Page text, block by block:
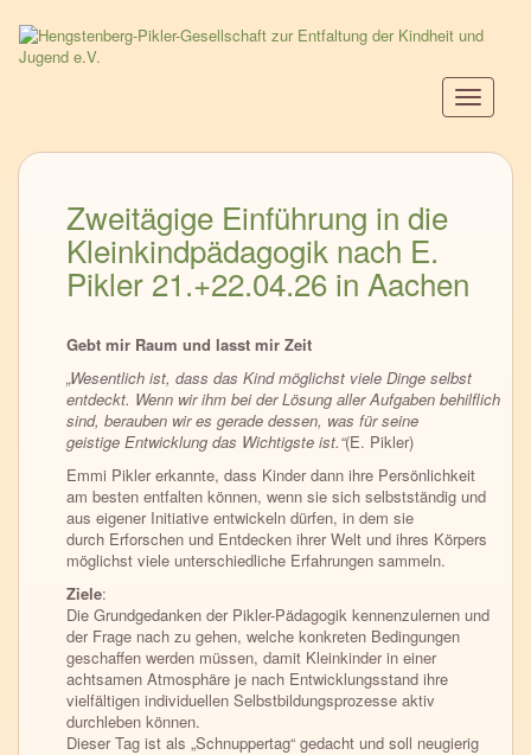
Direkt
zum
Zweitägige Einführung in die
Kleinkindpädagogik nach E.
Pikler 21.+22.04.26 in Aachen
Gebt mir Raum und lasst mir Zeit
„Wesentlich ist, dass das Kind möglichst viele Dinge selbst
entdeckt. Wenn wir ihm bei der Lösung aller Aufgaben behilflich
sind, berauben wir es gerade dessen, was für seine
geistige Entwicklung das Wichtigste ist.“(E. Pikler)
Emmi Pikler erkannte, dass Kinder dann ihre Persönlichkeit
am besten entfalten können, wenn sie sich selbstständig und
aus eigener Initiative entwickeln dürfen, in dem sie
durch Erforschen und Entdecken ihrer Welt und ihres Körpers
möglichst viele unterschiedliche Erfahrungen sammeln.
Ziele:
Die Grundgedanken der Pikler-Pädagogik kennenzulernen und
der Frage nach zu gehen, welche konkreten Bedingungen
geschaffen werden müssen, damit Kleinkinder in einer
achtsamen Atmosphäre je nach Entwicklungsstand ihre
vielfältigen individuellen Selbstbildungsprozesse aktiv
durchleben können.
Dieser Tag ist als „Schnuppertag“ gedacht und soll neugierig